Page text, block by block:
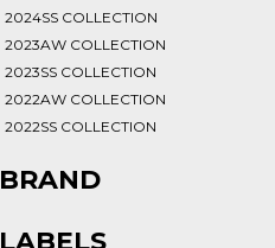
2024SS COLLECTION
2023AW COLLECTION
2023SS COLLECTION
2022AW COLLECTION
2022SS COLLECTION
BRAND
LABELS